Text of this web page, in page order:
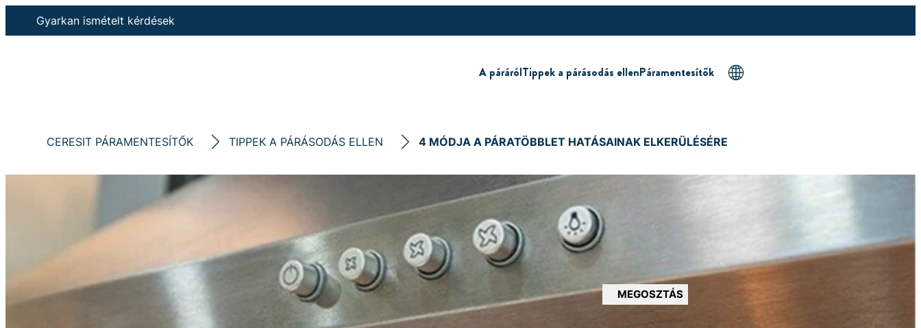
Gyarkan ismételt kérdések
A párárólTippek a párásodás ellenPáramentesítők
CERESIT PÁRAMENTESÍTŐK TIPPEK A PÁRÁSODÁS ELLEN 4 MÓDJA A PÁRATÖBBLET HATÁSAINAK ELKERÜLÉSÉRE
MEGOSZTÁS